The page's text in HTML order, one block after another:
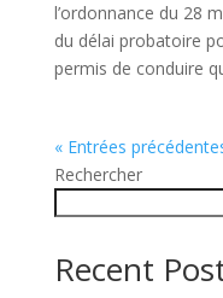
l’ordonnance du 28
du délai probatoire
permis de conduire
« Entrées
Rechercher
Recent